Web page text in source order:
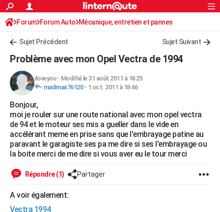
ACTUALITÉS
Politique
Société
Faits Divers
Education
Monde
Villes
+
FINANCE
Retraite
Impôts
Epargne
Immobilier
Risques naturels par ville
Banque
Assurance
Crédit
AUTO
Essais
Réserver un essai
Citadines
Berlines
SUV
Forum auto
+HIGH-TECH
Mobiles
Meilleur smartphone
Internet
Ordinateurs
Jeux vidéo
Guide high-tech
+BRICOLAGE
Forum
Aménagement intérieur
Extérieur
Cuisine
Salle de bains
Jardinage
Rangement
WEEK-END
Guides de France
Escapades
Patrimoine
Expositions
Musées
Week-end nature
LIFESTYLE
SANTE
Alimentation
Guide de la santé
Maladies
Médicaments
Sommeil
Rechercher
S'inscrire
Connexion
Forum Forum Auto Mécanique, entretien et pannes
Sujet Précédent Sujet Suivant
Problème avec mon Opel Vectra de 1994
iloveyou- Modifié le 31 août 2011 à 18:25
madmax76120- 1 oct. 2011 à 18:46
Bonjour,
moi je rouler sur une route national avec mon opel vectra
de 94 et le moteur ses mis a gueller dans le vide en
accélérant meme en prise sans que l'embrayage patine au
paravant le garagiste ses pa me dire si ses l'embrayage ou
la boite merci de me dire si vous aver eu le tour merci
Répondre (1) Partager
A voir également:
Vectra 1994